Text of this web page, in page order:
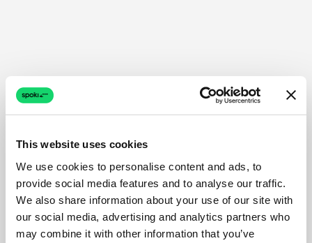
This website uses cookies
We use cookies to personalise content and ads, to
provide social media features and to analyse our traffic.
We also share information about your use of our site with
our social media, advertising and analytics partners who
may combine it with other information that you’ve